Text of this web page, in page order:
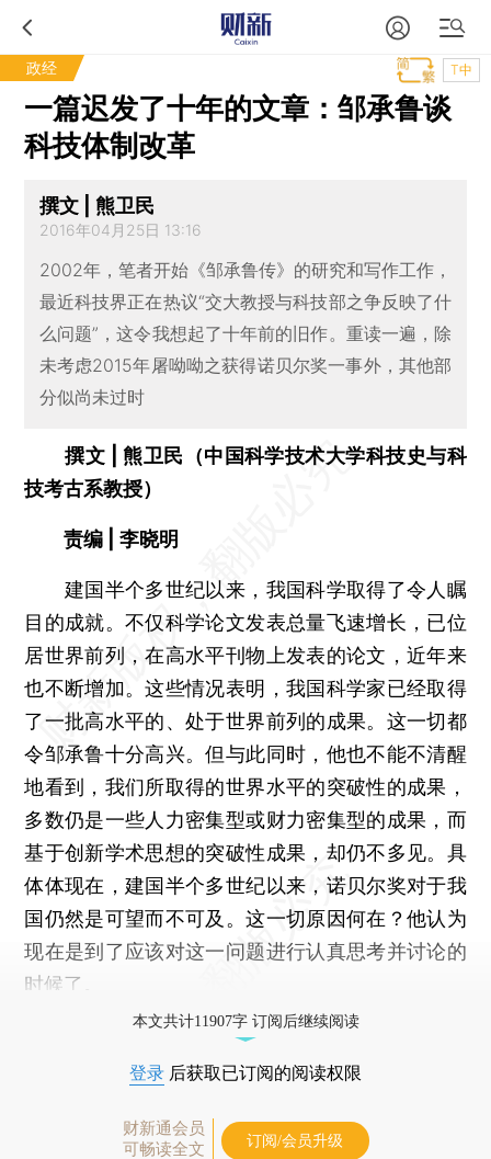
政经 T中
一篇迟发了十年的文章：邹承鲁谈
科技体制改革
撰文 | 熊卫民
2016年04月25日 13:16
2002年，笔者开始《邹承鲁传》的研究和写作工作，
最近科技界正在热议“交大教授与科技部之争反映了什
么问题”，这令我想起了十年前的旧作。重读一遍，除
未考虑2015年屠呦呦之获得诺贝尔奖一事外，其他部
分似尚未过时
撰文 | 熊卫民（中国科学技术大学科技史与科
技考古系教授）
责编 | 李晓明
建国半个多世纪以来，我国科学取得了令人瞩
目的成就。不仅科学论文发表总量飞速增长，已位
居世界前列，在高水平刊物上发表的论文，近年来
也不断增加。这些情况表明，我国科学家已经取得
了一批高水平的、处于世界前列的成果。这一切都
令邹承鲁十分高兴。但与此同时，他也不能不清醒
地看到，我们所取得的世界水平的突破性的成果，
多数仍是一些人力密集型或财力密集型的成果，而
基于创新学术思想的突破性成果，却仍不多见。具
体体现在，建国半个多世纪以来，诺贝尔奖对于我
国仍然是可望而不可及。这一切原因何在？他认为
现在是到了应该对这一问题进行认真思考并讨论的
时候了。
本文共计11907字 订阅后继续阅读
登录 后获取已订阅的阅读权限
财新通会员
可畅读全文
订阅/会员升级